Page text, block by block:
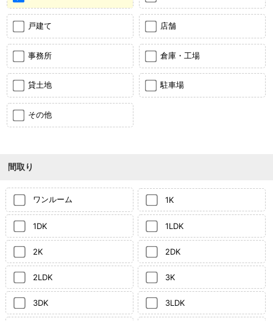
戸建て 店舗
事務所 倉庫・工場
貸土地 駐車場
その他
間取り
ワンルーム 1K
1DK 1LDK
2K 2DK
2LDK 3K
3DK 3LDK